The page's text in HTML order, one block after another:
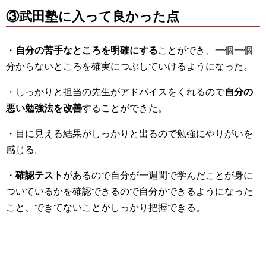
③武田塾に入って良かった点
・ 自分の苦手なところを明確にすることができ、一個一個
分からないところを確実につぶしていけるようになった。
・しっかりと担当の先生がアドバイスをくれるので自分の
悪い勉強法を改善することができた。
・目に見える結果がしっかりと出るので勉強にやりがいを
感じる。
・ 確認テスト があるので自分が一週間で学んだことが身に
ついているかを確認できるので自分ができるようになった
こと、できてないことがしっかり把握できる。